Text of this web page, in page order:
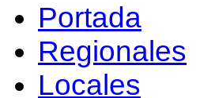
Portada
Regionales
Locales